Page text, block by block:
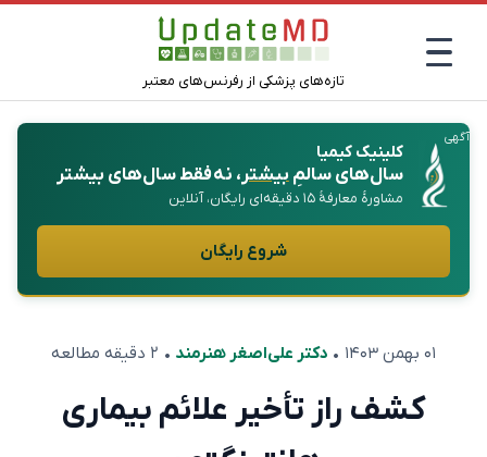
تازه‌های پزشکی از رفرنس‌های معتبر
آگهی
کلینیک کیمیا
سال‌های سالمِبیشتر، نه فقط سال‌های بیشتر
مشاورهٔ معارفهٔ ۱۵ دقیقه‌ای رایگان، آنلاین
شروع رایگان
۰۱ بهمن ۱۴۰۳ • دکتر علی‌اصغر هنرمند • ۲ دقیقه مطالعه
کشف راز تأخیر علائم بیماری